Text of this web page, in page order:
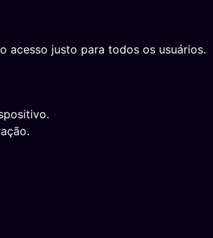
acesso justo para todos os usuários.